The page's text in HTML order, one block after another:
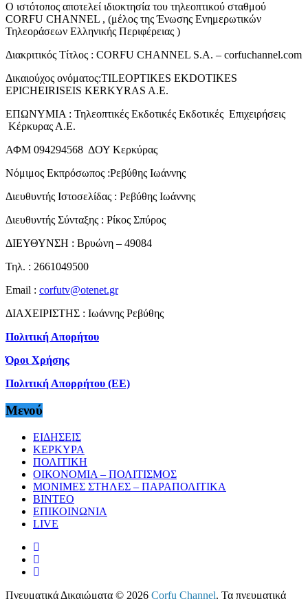
Ο ιστότοπος αποτελεί ιδιοκτησία του τηλεοπτικού σταθμού
CORFU CHANNEL , (μέλος της Ένωσης Ενημερωτικών
Τηλεοράσεων Ελληνικής Περιφέρειας )
Διακριτικός Τίτλος : CORFU CHANNEL S.A. – corfuchannel.com
Δικαιούχος ονόματος:TILEOPTIKES EKDOTIKES
EPICHEIRISEIS KERKYRAS A.E.
ΕΠΩΝΥΜΙΑ : Τηλεοπτικές Εκδοτικές Εκδοτικές Επιχειρήσεις
Κέρκυρας Α.Ε.
ΑΦΜ 094294568 ΔΟΥ Κερκύρας
Νόμιμος Εκπρόσωπος :Ρεβύθης Ιωάννης
Διευθυντής Ιστοσελίδας : Ρεβύθης Ιωάννης
Διευθυντής Σύνταξης : Ρίκος Σπύρος
ΔΙΕΥΘΥΝΣΗ : Βρυώνη – 49084
Τηλ. : 2661049500
Email : corfutv@otenet.gr
ΔΙΑΧΕΙΡΙΣΤΗΣ : Ιωάννης Ρεβύθης
Πολιτική Απορήτου
Όροι Χρήσης
Πολιτική Απορρήτου (ΕΕ)
Μενού
ΕΙΔΗΣΕΙΣ
ΚΕΡΚΥΡΑ
ΠΟΛΙΤΙΚΗ
ΟΙΚΟΝΟΜΙΑ – ΠΟΛΙΤΙΣΜΟΣ
ΜΟΝΙΜΕΣ ΣΤΗΛΕΣ – ΠΑΡΑΠΟΛΙΤΙΚΑ
ΒΙΝΤΕΟ
ΕΠΙΚΟΙΝΩΝΙΑ
LIVE
Πνευματικά Δικαιώματα © 2026 Corfu Channel. Τα πνευματικά